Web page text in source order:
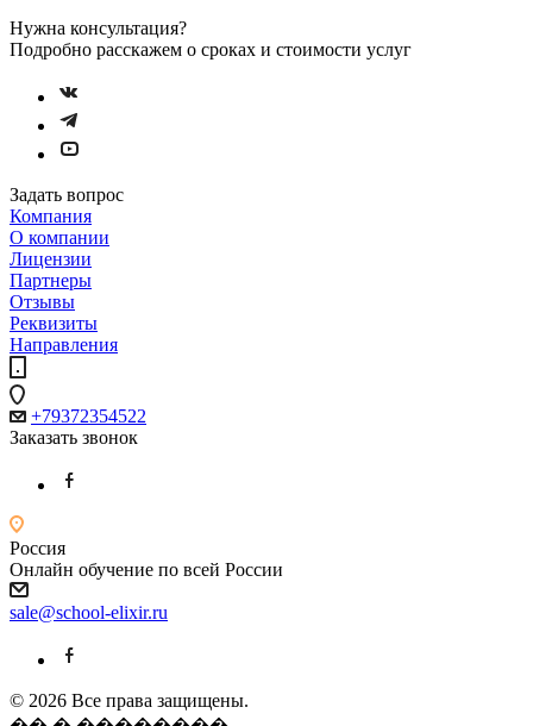
Нужна консультация?
Подробно расскажем о сроках и стоимости услуг
Задать вопрос
Компания
О компании
Лицензии
Партнеры
Отзывы
Реквизиты
Направления
+79372354522
Заказать звонок
Россия
Онлайн обучение по всей России
sale@school-elixir.ru
© 2026 Все права защищены.